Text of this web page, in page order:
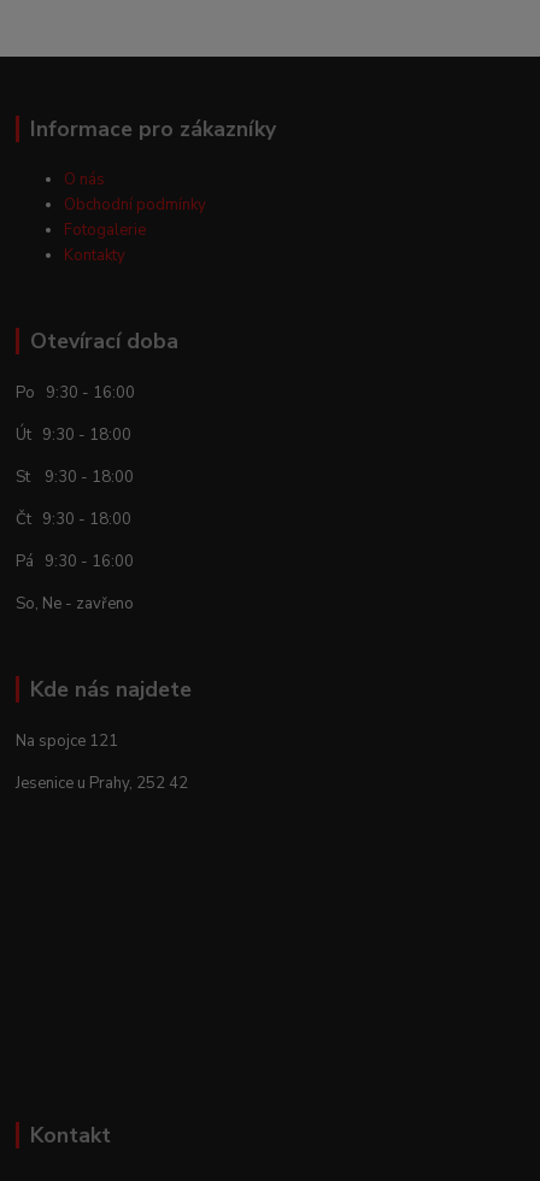
Informace pro zákazníky
O nás
Obchodní podmínky
Fotogalerie
Kontakty
Otevírací doba
Po 9:30 - 16:00
Út 9:30 - 18:00
St 9:30 - 18:00
Čt 9:30 - 18:00
Pá 9:30 - 16:00
So, Ne - zavřeno
Kde nás najdete
Na spojce 121
Jesenice u Prahy, 252 42
Kontakt